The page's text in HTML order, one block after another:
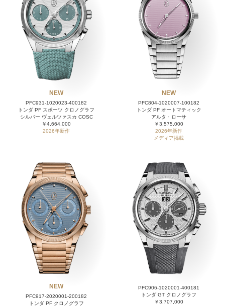
NEW
PFC931-1020023-400182
トンダ PF スポーツ クロノグラフ
シルバー ヴェルツァスカ COSC
￥4,664,000
2026年新作
NEW
PFC804-1020007-100182
トンダ PF オートマティック
アルタ・ローサ
￥3,575,000
2026年新作
メディア掲載
NEW
PFC917-2020001-200182
トンダ PF クロノグラフ
PFC906-1020001-400181
トンダ GT クロノグラフ
￥3,707,000